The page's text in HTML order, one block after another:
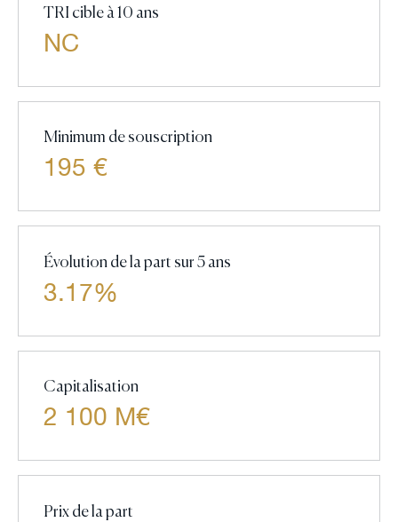
TRI cible à 10 ans
NC
Minimum de souscription
195 €
Évolution de la part sur 5 ans
3.17%
Capitalisation
2 100 M€
Prix de la part